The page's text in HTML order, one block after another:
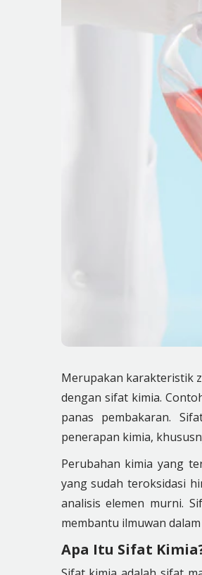
Merupakan karakteristik
dengan sifat kimia.
panas pembakaran.
penerapan kimia,
Perubahan kimia yang
yang sudah teroksidasi
analisis elemen murni.
membantu ilmuwan
Apa Itu Sifat